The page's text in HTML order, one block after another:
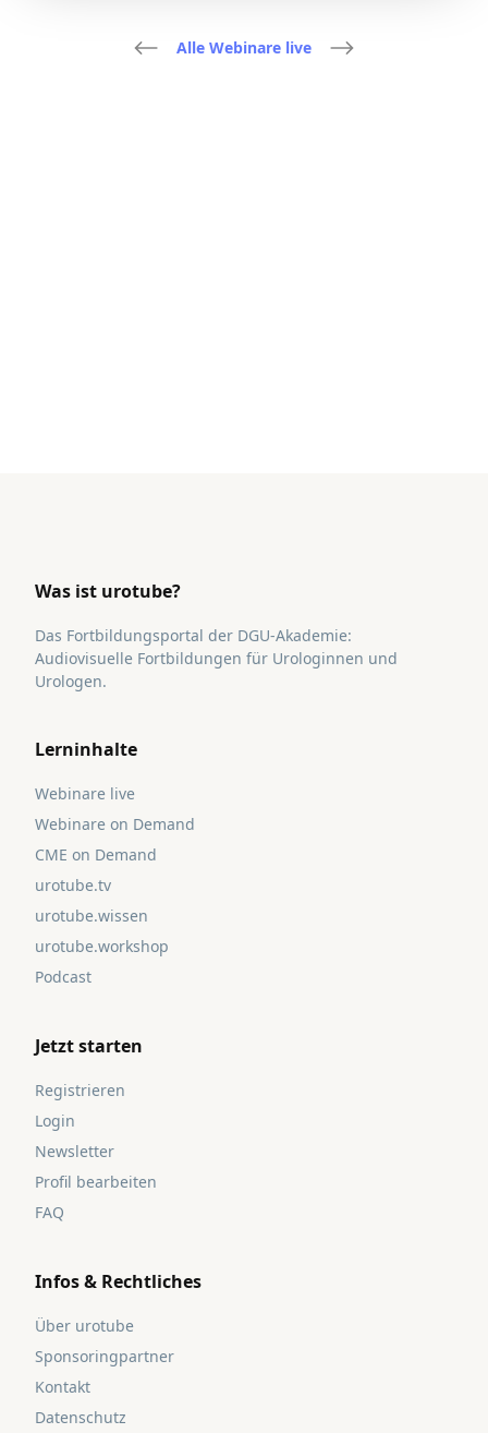
Alle Webinare live
Was ist urotube?
Das Fortbildungsportal der DGU-Akademie:
Audiovisuelle Fortbildungen für Urologinnen und
Urologen.
Lerninhalte
Webinare live
Webinare on Demand
CME on Demand
urotube.tv
urotube.wissen
urotube.workshop
Podcast
Jetzt starten
Registrieren
Login
Newsletter
Profil bearbeiten
FAQ
Infos & Rechtliches
Über urotube
Sponsoringpartner
Kontakt
Datenschutz